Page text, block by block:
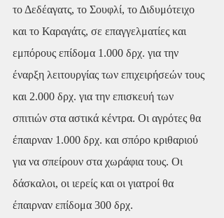
το Δεδέαγατς, το Σουφλί, το Διδυμότειχο
και το Καραγάτς, σε επαγγελματίες και
εμπόρους επίδομα 1.000 δρχ. για την
έναρξη λειτουργίας των επιχειρήσεών τους
και 2.000 δρχ. για την επισκευή των
σπιτιών στα αστικά κέντρα. Οι αγρότες θα
έπαιρναν 1.000 δρχ. και σπόρο κριθαριού
για να σπείρουν στα χωράφια τους. Οι
δάσκαλοι, οι ιερείς και οι γιατροί θα
έπαιρναν επίδομα 300 δρχ.